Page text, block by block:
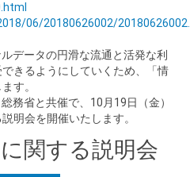
06/20180626002/
データの円滑な流通と活発な利
きるようにしていくため、「情
す。
務省と共催で、10月19日（金）
明会を開催いたします。
関する説明会